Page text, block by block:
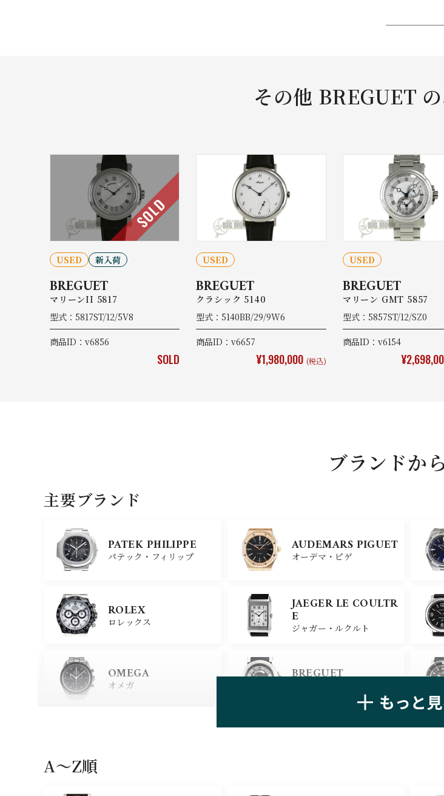
その他 BREGUET
SOLD
USED 新入荷
BREGUET
マリーンII 5817
型式：5817ST/12/5V8
商品ID：v6856
SOLD
USED
BREGUET
クラシック 5140
型式：5140BB/29/9W6
商品ID：v6657
¥1,980,000 (税込)
USED
BREGUET
マリーン GMT 5857
型式：5857ST/12/SZ0
商品ID：v6154
ブランドか
主要ブランド
PATEK PHILIPPE
パテック・フィリップ
AUDEMARS PIGUET
オーデマ・ピゲ
ROLEX
ロレックス
JAEGER LE COULTR
E
ジャガー・ルクルト
OMEGA
オメガ
BREGUET
もっと
A〜Z順